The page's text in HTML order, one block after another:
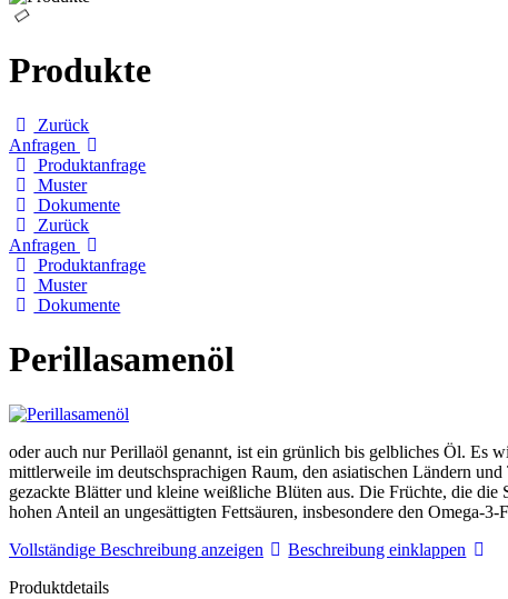
Produkte
Zurück
Anfragen
Produktanfrage
Muster
Dokumente
Zurück
Anfragen
Produktanfrage
Muster
Dokumente
Perillasamenöl
oder auch nur Perillaöl genannt, ist ein grünlich bis gelbliches Öl. Es
mittlerweile im deutschsprachigen Raum, den asiatischen Ländern
gezackte Blätter und kleine weißliche Blüten aus. Die Früchte, die
hohen Anteil an ungesättigten Fettsäuren, insbesondere den Omega-3-
Vollständige Beschreibung anzeigen
Beschreibung einklappen
Produktdetails